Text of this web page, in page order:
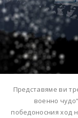
Представяме ви
военно
победоносния ход